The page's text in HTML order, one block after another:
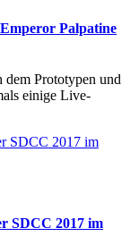
Palpatine
Prototypen und
einige Live-
SDCC 2017 im